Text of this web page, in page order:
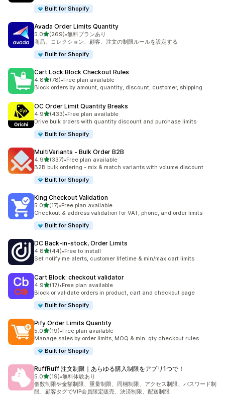
Built for Shopify
Avada Order Limits Quantity
5.05つ星中
(269)
合計レビュー数：269件
•無料プランあり
商品、コレクション、顧客、注文の制限ルールを設定する
Built for Shopify
Cart Lock:Block Checkout Rules
4.85つ星中
(78)
合計レビュー数：78件
•Free plan available
Block orders by amount, quantity, discount, customer, shipping
OC Order Limit Quantity Breaks
4.95つ星中
(433)
合計レビュー数：433件
•Free plan available
Drive bulk orders with quantity discount and purchase limits
Built for Shopify
MultiVariants ‑ Bulk Order B2B
4.95つ星中
(337)
合計レビュー数：337件
•Free plan available
B2B bulk ordering - mix & match variants with volume discount
Built for Shopify
King Checkout Validation
5.05つ星中
(17)
合計レビュー数：17件
•Free plan available
Checkout & address validation for VAT, phone, and order limits
Built for Shopify
DC Back‑in‑stock, Order Limits
4.85つ星中
(44)
合計レビュー数：44件
•Free to install
Set notify me alerts, customer lifetime & min/max cart limits
Cart Block: checkout validator
4.95つ星中
(17)
合計レビュー数：17件
•Free plan available
Block or validate orders in product, cart and checkout page
Built for Shopify
Pify Order Limits Quantity
5.05つ星中
(19)
合計レビュー数：19件
•Free plan available
Manage sales by order limits, MOQ & min. qty checkout rules
Built for Shopify
RuffRuff 注文制限｜あらゆる購入制限をアプリ1つで！
5.05つ星中
(19)
合計レビュー数：19件
•無料体験あり
個数制限や金額制限、重量制限、同梱制限、アクセス制限、パスワード制
限、顧客タグでVIP会員限定販売、決済制限、配送制限